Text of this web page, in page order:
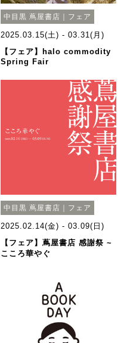
中目黒 蔦屋書店｜フェア
2025.03.15(土) - 03.31(月)
【フェア】halo commodity
Spring Fair
中目黒 蔦屋書店｜フェア
2025.02.14(金) - 03.09(日)
【フェア】蔦屋書店 感謝祭 ~
こころ華やぐ